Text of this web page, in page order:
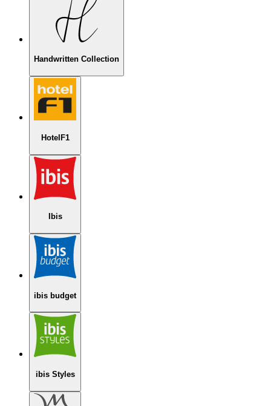
Handwritten Collection
HotelF1
Ibis
ibis budget
ibis Styles